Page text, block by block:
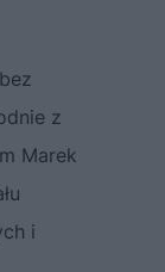
z
Marek
i